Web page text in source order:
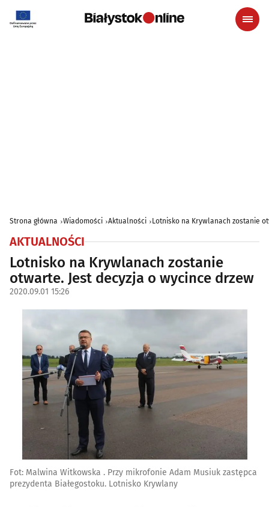
Strona główna Wiadomości Aktualności Lotnisko na Krywlanach zostanie
AKTUALNOŚCI
Lotnisko na Krywlanach zostanie
otwarte. Jest decyzja o wycince drzew
2020.09.01 15:26
Fot: Malwina Witkowska . Przy mikrofonie Adam Musiuk zastępca
prezydenta Białegostoku. Lotnisko Krywlany